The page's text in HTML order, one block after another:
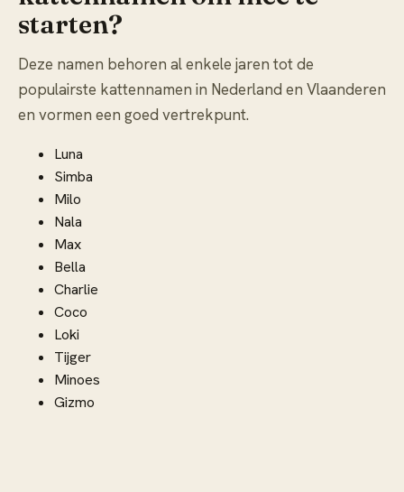
starten?
Deze namen behoren al enkele jaren tot de
populairste kattennamen in Nederland en Vlaanderen
en vormen een goed vertrekpunt.
Luna
Simba
Milo
Nala
Max
Bella
Charlie
Coco
Loki
Tijger
Minoes
Gizmo